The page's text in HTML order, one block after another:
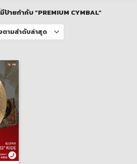
ายกำกับ “PREMIUM CYMBAL”